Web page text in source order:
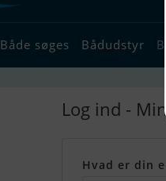
Både søges Bådudstyr
Log ind - Min
Hvad er din